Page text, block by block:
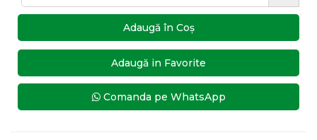
Adaugă în Coş
Adaugă in Favorite
Comanda pe WhatsApp